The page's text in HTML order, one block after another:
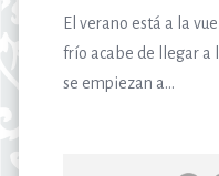
El verano está a la
frío acabe de llegar a
se empiezan a...